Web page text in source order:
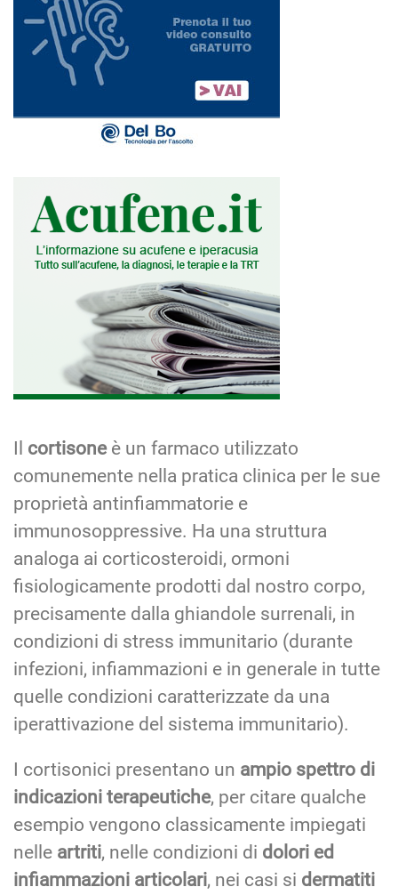
Il cortisone è un farmaco utilizzato
comunemente nella pratica clinica per le sue
proprietà antinfiammatorie e
immunosoppressive. Ha una struttura
analoga ai corticosteroidi, ormoni
fisiologicamente prodotti dal nostro corpo,
precisamente dalla ghiandole surrenali, in
condizioni di stress immunitario (durante
infezioni, infiammazioni e in generale in tutte
quelle condizioni caratterizzate da una
iperattivazione del sistema immunitario).
I cortisonici presentano un ampio spettro di
indicazioni terapeutiche, per citare qualche
esempio vengono classicamente impiegati
nelle artriti, nelle condizioni di dolori ed
infiammazioni articolari, nei casi si dermatiti